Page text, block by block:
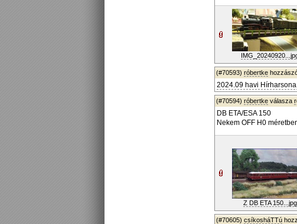
(#70593) róbertke
2024.09 havi
(#70594) róbertke válasza
DB ETA/ESA 150
Nekem OFF H0
Z DB ETA 150...jpg
(#70605) csíkosháTTú